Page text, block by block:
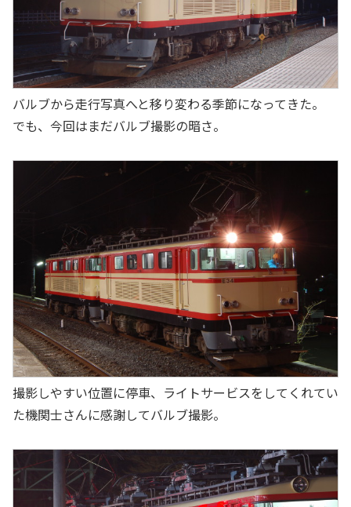
バルブから走行写真へと移り変わる季節になってきた。
でも、今回はまだバルブ撮影の暗さ。
撮影しやすい位置に停車、ライトサービスをしてくれてい
た機関士さんに感謝してバルブ撮影。